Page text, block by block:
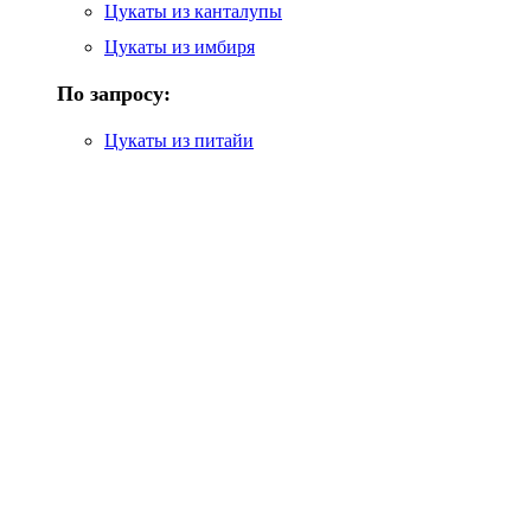
Цукаты из канталупы
Цукаты из имбиря
По запросу:
Цукаты из питайи